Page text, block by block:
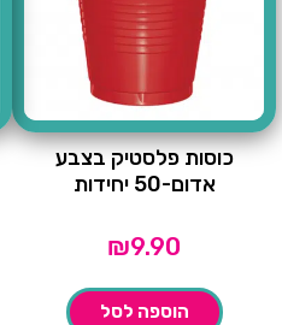
כוסות פלסטיק בצבע
אדום-50 יחידות
₪9.90
הוספה לסל